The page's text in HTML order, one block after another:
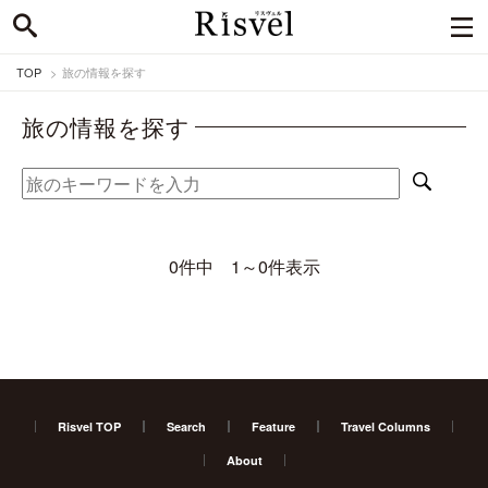
TOP 旅の情報を探す
旅の情報を探す
0件中 1～0件表示
Risvel TOP Search Feature Travel Columns
About